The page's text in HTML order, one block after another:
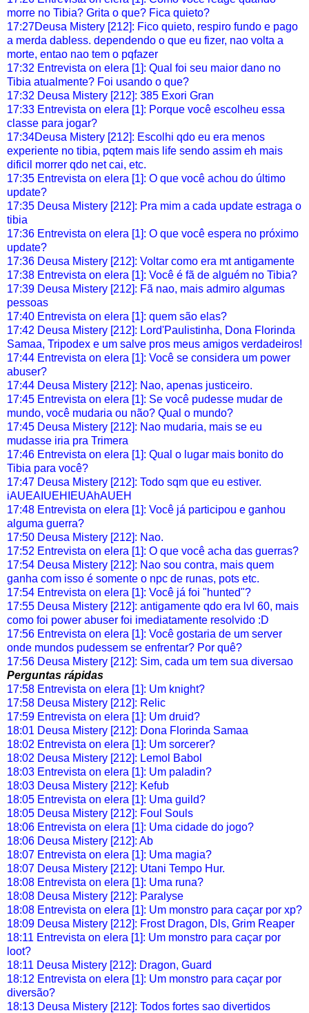
morre no Tibia? Grita o que? Fica quieto?
17:27Deusa Mistery [212]: Fico quieto, respiro fundo e pago
a merda dabless. dependendo o que eu fizer, nao volta a
morte, entao nao tem o pqfazer
17:32 Entrevista on elera [1]: Qual foi seu maior dano no
Tibia atualmente? Foi usando o que?
17:32 Deusa Mistery [212]: 385 Exori Gran
17:33 Entrevista on elera [1]: Porque você escolheu essa
classe para jogar?
17:34Deusa Mistery [212]: Escolhi qdo eu era menos
experiente no tibia, pqtem mais life sendo assim eh mais
dificil morrer qdo net cai, etc.
17:35 Entrevista on elera [1]: O que você achou do último
update?
17:35 Deusa Mistery [212]: Pra mim a cada update estraga o
tibia
17:36 Entrevista on elera [1]: O que você espera no próximo
update?
17:36 Deusa Mistery [212]: Voltar como era mt antigamente
17:38 Entrevista on elera [1]: Você é fã de alguém no Tibia?
17:39 Deusa Mistery [212]: Fã nao, mais admiro algumas
pessoas
17:40 Entrevista on elera [1]: quem são elas?
17:42 Deusa Mistery [212]: Lord'Paulistinha, Dona Florinda
Samaa, Tripodex e um salve pros meus amigos verdadeiros!
17:44 Entrevista on elera [1]: Você se considera um power
abuser?
17:44 Deusa Mistery [212]: Nao, apenas justiceiro.
17:45 Entrevista on elera [1]: Se você pudesse mudar de
mundo, você mudaria ou não? Qual o mundo?
17:45 Deusa Mistery [212]: Nao mudaria, mais se eu
mudasse iria pra Trimera
17:46 Entrevista on elera [1]: Qual o lugar mais bonito do
Tibia para você?
17:47 Deusa Mistery [212]: Todo sqm que eu estiver.
iAUEAIUEHIEUAhAUEH
17:48 Entrevista on elera [1]: Você já participou e ganhou
alguma guerra?
17:50 Deusa Mistery [212]: Nao.
17:52 Entrevista on elera [1]: O que você acha das guerras?
17:54 Deusa Mistery [212]: Nao sou contra, mais quem
ganha com isso é somente o npc de runas, pots etc.
17:54 Entrevista on elera [1]: Você já foi "hunted"?
17:55 Deusa Mistery [212]: antigamente qdo era lvl 60, mais
como foi power abuser foi imediatamente resolvido :D
17:56 Entrevista on elera [1]: Você gostaria de um server
onde mundos pudessem se enfrentar? Por quê?
17:56 Deusa Mistery [212]: Sim, cada um tem sua diversao
Perguntas rápidas
17:58 Entrevista on elera [1]: Um knight?
17:58 Deusa Mistery [212]: Relic
17:59 Entrevista on elera [1]: Um druid?
18:01 Deusa Mistery [212]: Dona Florinda Samaa
18:02 Entrevista on elera [1]: Um sorcerer?
18:02 Deusa Mistery [212]: Lemol Babol
18:03 Entrevista on elera [1]: Um paladin?
18:03 Deusa Mistery [212]: Kefub
18:05 Entrevista on elera [1]: Uma guild?
18:05 Deusa Mistery [212]: Foul Souls
18:06 Entrevista on elera [1]: Uma cidade do jogo?
18:06 Deusa Mistery [212]: Ab
18:07 Entrevista on elera [1]: Uma magia?
18:07 Deusa Mistery [212]: Utani Tempo Hur.
18:08 Entrevista on elera [1]: Uma runa?
18:08 Deusa Mistery [212]: Paralyse
18:08 Entrevista on elera [1]: Um monstro para caçar por xp?
18:09 Deusa Mistery [212]: Frost Dragon, Dls, Grim Reaper
18:11 Entrevista on elera [1]: Um monstro para caçar por
loot?
18:11 Deusa Mistery [212]: Dragon, Guard
18:12 Entrevista on elera [1]: Um monstro para caçar por
diversão?
18:13 Deusa Mistery [212]: Todos fortes sao divertidos